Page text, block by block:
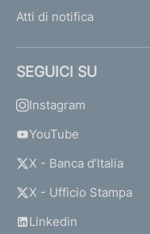
Atti di notifica
SEGUICI SU
Instagram
YouTube
X - Banca d’Italia
X - Ufficio Stampa
Linkedin